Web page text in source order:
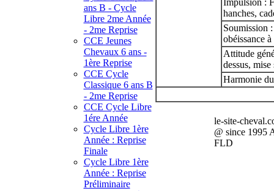
ans B - Cycle
Libre 2me Année
- 2me Reprise
CCE Jeunes
Chevaux 6 ans -
1ère Reprise
CCE Cycle
Classique 6 ans B
- 2me Reprise
CCE Cycle Libre
1ére Année
Cycle Libre 1ère
Année : Reprise
Finale
Cycle Libre 1ère
Année : Reprise
Préliminaire
Impulsion :
hanches,
Soumission
obéissance
Attitude
dessus,
Harmonie
le-site-
@ since 1995
FLD